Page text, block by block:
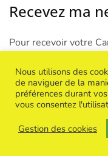
Recevez ma
Pour recevoir votre
venez vous inscrire
par mois, vous
de nouveaux
outils intéressants ;-)
Vos données
Nous utilisons des
de naviguer de la
préférences durant
vous consentez
Gestion des cookies